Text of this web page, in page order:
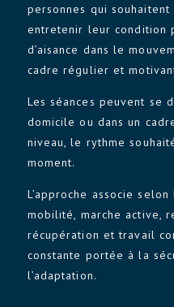
personnes qui
entretenir leur condition
d’aisance dans le
cadre régulier et
Les séances peuvent se
domicile ou dans un
niveau, le rythme
moment.
L’approche associe
mobilité, marche active,
récupération et travail
constante portée à la
l’adaptation.